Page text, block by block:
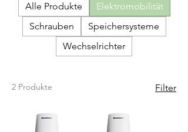
Alle Produkte
Elektromobilität
Schrauben
Speichersysteme
Wechselrichter
2 Produkte Filter